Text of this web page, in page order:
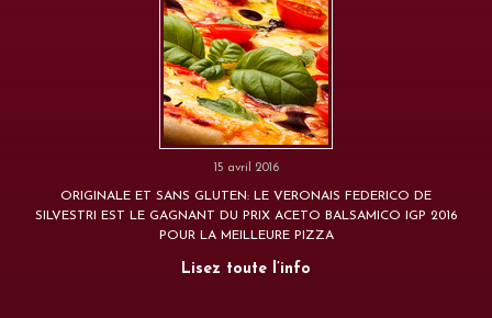
15 avril 2016
ORIGINALE ET SANS GLUTEN: LE VERONAIS FEDERICO DE
SILVESTRI EST LE GAGNANT DU PRIX ACETO BALSAMICO IGP 2016
POUR LA MEILLEURE PIZZA
Lisez toute l’info